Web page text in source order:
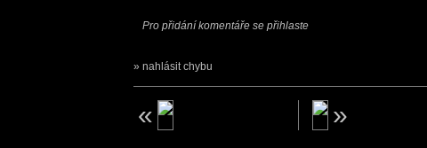
Pro přidání komentáře se přihlaste
nahlásit chybu